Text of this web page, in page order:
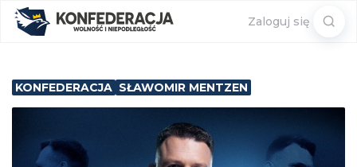
Zaloguj się
KONFEDERACJA SŁAWOMIR MENTZEN